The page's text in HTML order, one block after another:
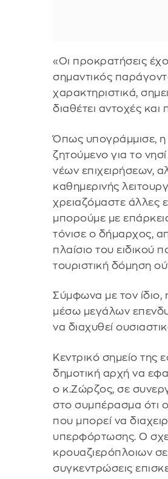
«Οι προκρατήσεις
σημαντικός
χαρακτηριστικά,
διαθέτει αντοχές
Όπως υπογράμμισε, η
ζητούμενο για το
νέων επιχειρήσεων,
καθημερινής
χρειαζόμαστε άλλες
μπορούμε με
τόνισε ο δήμαρχος,
πλαίσιο του ειδικού
τουριστική δόμηση
Σύμφωνα με τον ίδιο,
μέσω μεγάλων
να διαχυθεί
Κεντρικό σημείο της
δημοτική αρχή να
ο κ.Ζώρζος, σε
στο συμπέρασμα ότι
που μπορεί να
υπερφόρτωσης. Ο
κρουαζιερόπλοιων
συγκεντρώσεις